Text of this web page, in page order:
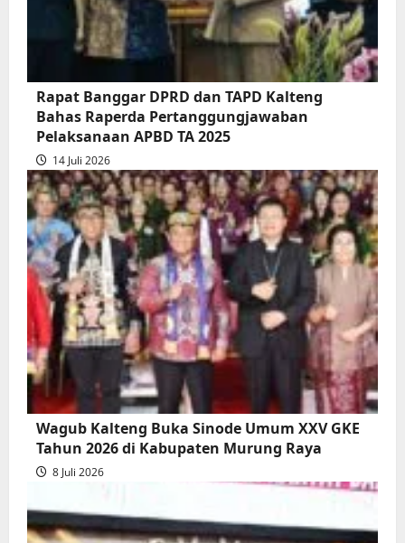
Persetujuan
Bersama
Raperda
Pertanggungjawaban
Pelaksanaan
APBD
2025
Rapat Banggar DPRD dan TAPD Kalteng
Bahas Raperda Pertanggungjawaban
Pelaksanaan APBD TA 2025
14 Juli 2026
Wagub Kalteng Buka Sinode Umum XXV GKE
Tahun 2026 di Kabupaten Murung Raya
8 Juli 2026